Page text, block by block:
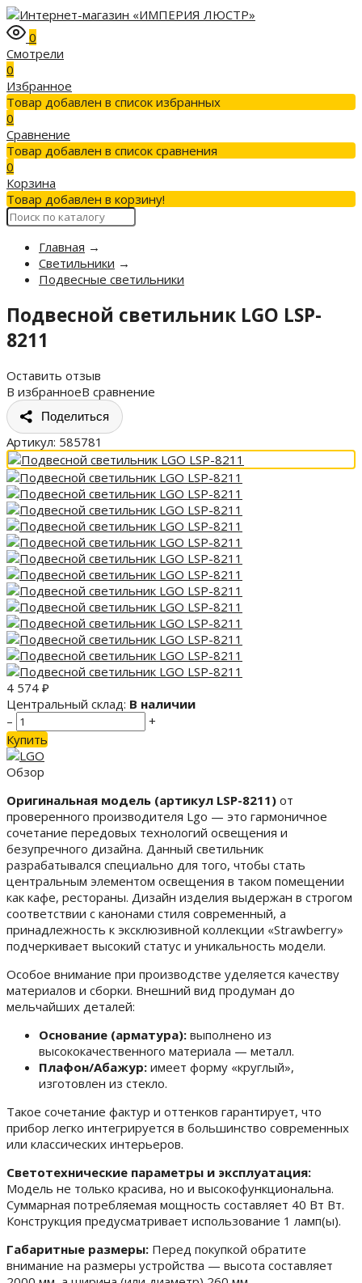
0
Смотрели
0
Избранное
Товар добавлен в список избранных
0
Сравнение
Товар добавлен в список сравнения
0
Корзина
Товар добавлен в корзину!
Главная →
Светильники →
Подвесные светильники
Подвесной светильник LGO LSP-
8211
Оставить отзыв
В избранноеВ сравнение
Поделиться
Артикул: 585781
4 574 ₽
Центральный склад: В наличии
–
+
Купить
Обзор
Оригинальная модель (артикул LSP-8211) от
проверенного производителя Lgo — это гармоничное
сочетание передовых технологий освещения и
безупречного дизайна. Данный светильник
разрабатывался специально для того, чтобы стать
центральным элементом освещения в таком помещении
как кафе, рестораны. Дизайн изделия выдержан в строгом
соответствии с канонами стиля современный, а
принадлежность к эксклюзивной коллекции «Strawberry»
подчеркивает высокий статус и уникальность модели.
Особое внимание при производстве уделяется качеству
материалов и сборки. Внешний вид продуман до
мельчайших деталей:
Основание (арматура): выполнено из
высококачественного материала — металл.
Плафон/Абажур: имеет форму «круглый»,
изготовлен из стекло.
Такое сочетание фактур и оттенков гарантирует, что
прибор легко интегрируется в большинство современных
или классических интерьеров.
Светотехнические параметры и эксплуатация:
Модель не только красива, но и высокофункциональна.
Суммарная потребляемая мощность составляет 40 Вт Вт.
Конструкция предусматривает использование 1 ламп(ы).
Габаритные размеры: Перед покупкой обратите
внимание на размеры устройства — высота составляет